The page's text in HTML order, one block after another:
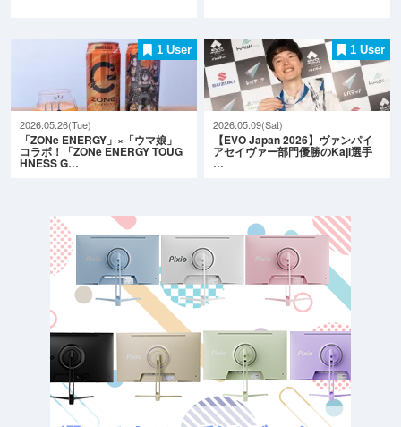
1 User
2026.05.26(Tue)
「ZONe ENERGY」×「ウマ娘」
コラボ！「ZONe ENERGY TOUG
HNESS G…
1 User
2026.05.09(Sat)
【EVO Japan 2026】ヴァンパイ
アセイヴァー部門優勝のKaji選手
…